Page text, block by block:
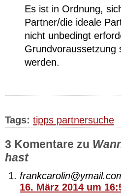
Es ist in Ordnung,
Partner/die ideale
nicht unbedingt
Grundvoraussetzung
werden.
Tags: tipps partnersuche
3 Komentare zu
hast
16. März 2014 um